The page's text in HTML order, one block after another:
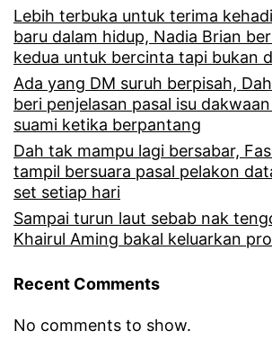
Lebih terbuka untuk terima
baru dalam hidup, Nadia Brian
kedua untuk bercinta tapi bukan
Ada yang DM suruh berpisah,
beri penjelasan pasal isu
suami ketika berpantang
Dah tak mampu lagi bersabar,
tampil bersuara pasal pelakon
set setiap hari
Sampai turun laut sebab nak
Khairul Aming bakal keluarkan
Recent Comments
No comments to show.